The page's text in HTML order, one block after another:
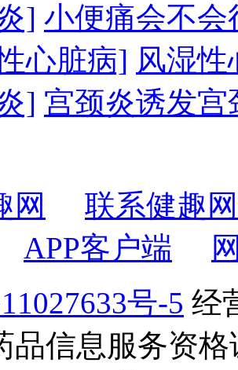
] 小便痛会不
心脏病] 风湿
] 宫颈炎诱发
网
联系健趣网
APP客户端
号-5 经
品信息服务资